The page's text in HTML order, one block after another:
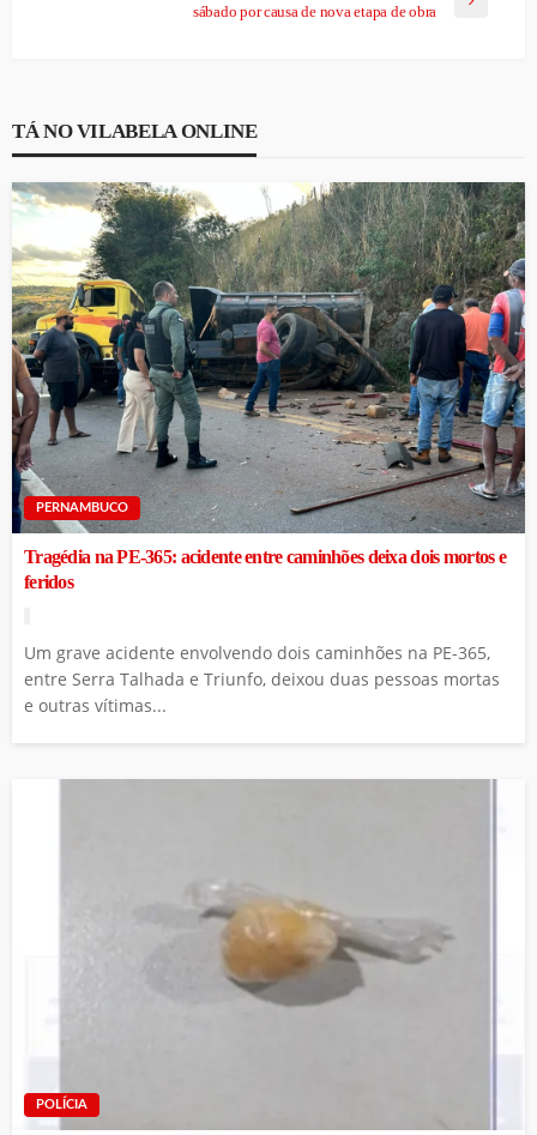
sábado por causa de nova etapa de obra
TÁ NO VILABELA ONLINE
PERNAMBUCO
Tragédia na PE-365: acidente entre caminhões deixa dois mortos e
feridos
Um grave acidente envolvendo dois caminhões na PE-365,
entre Serra Talhada e Triunfo, deixou duas pessoas mortas
e outras vítimas...
POLÍCIA